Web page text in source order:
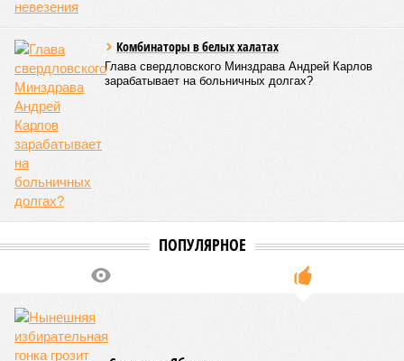
ещё столько же погибли в результате спровоцированной
катастрофой пандемии.
Третье место по кровожадности в рейтинге стихийных
бедствий занимает смертоносный циклон Бхола 1970 года,
ставший самым мощным среди себе подобных за всю
историю наблюдений. Он поразил территории современной
Бангладеш, тогда называвшейся Восточным Пакистаном, и
индийского штата Западная Бенгалия. Шторма унесли
жизни полумиллиона человек.
Кажется, стремящаяся сохранить свою чистоту природа
временем самыми «грязными» в плане производств, и
объяснить то, что в топ-10 природных катастроф почти все
места занимают бедствия, разразившиеся в Индии,
Пакистане, Бангладеш и Турции? Что характерно, Россию и